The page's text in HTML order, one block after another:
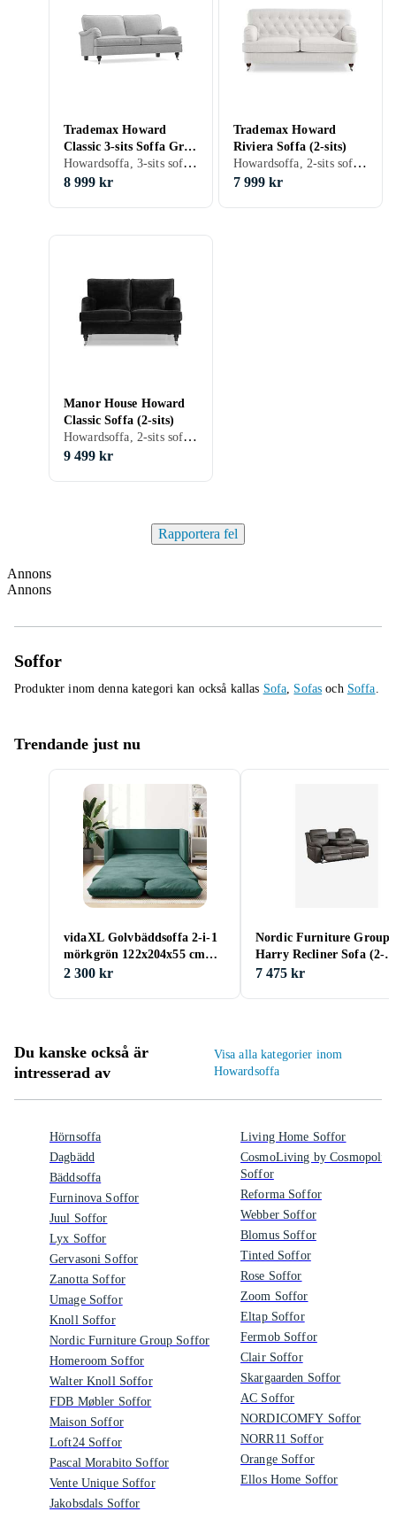
Trademax Howard
Classic 3-sits Soffa Grå
2220981
Howardsoffa, 3-sits soffa, 3 st, Grå
8 999 kr
Trademax Howard
Riviera Soffa (2-sits)
Howardsoffa, 2-sits soffa, 2 st, Plast/Polyester, Tyg/Textil, Svart, Grå, Blå, Gul, Grön, Lila, Creme/Beige
7 999 kr
Manor House Howard
Classic Soffa (2-sits)
Howardsoffa, 2-sits soffa, 2 st, Konstläder, Svart, Grå, Brun
9 499 kr
Rapportera fel
Annons
Annons
Soffor
Produkter inom denna kategori kan också kallas Sofa, Sofas och Soffa.
Trendande just nu
vidaXL Golvbäddsoffa 2-i-1
mörkgrön 122x204x55 cm
sammet 353961
2 300 kr
Nordic Furniture Group
Harry Recliner Sofa (2-
Seater)
7 475 kr
Du kanske också är
intresserad av
Visa alla kategorier inom
Howardsoffa
Hörnsoffa
Dagbädd
Bäddsoffa
Furninova Soffor
Juul Soffor
Lyx Soffor
Gervasoni Soffor
Zanotta Soffor
Umage Soffor
Knoll Soffor
Nordic Furniture Group Soffor
Homeroom Soffor
Walter Knoll Soffor
FDB Møbler Soffor
Maison Soffor
Loft24 Soffor
Pascal Morabito Soffor
Vente Unique Soffor
Jakobsdals Soffor
Living Home Soffor
CosmoLiving by
Soffor
Reforma Soffor
Webber Soffor
Blomus Soffor
Tinted Soffor
Rose Soffor
Zoom Soffor
Eltap Soffor
Fermob Soffor
Clair Soffor
Skargaarden Soffor
AC Soffor
NORDICOMFY Soffor
NORR11 Soffor
Orange Soffor
Ellos Home Soffor